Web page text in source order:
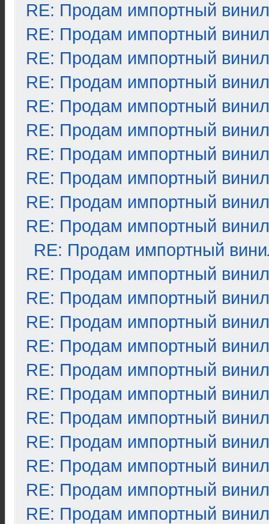
RE: Продам импортный винил
RE: Продам импортный винил
RE: Продам импортный винил
RE: Продам импортный винил
RE: Продам импортный винил
RE: Продам импортный винил
RE: Продам импортный винил
RE: Продам импортный винил
RE: Продам импортный винил
RE: Продам импортный винил
RE: Продам импортный
RE: Продам импортный винил
RE: Продам импортный винил
RE: Продам импортный винил
RE: Продам импортный винил
RE: Продам импортный винил
RE: Продам импортный винил
RE: Продам импортный винил
RE: Продам импортный винил
RE: Продам импортный винил
RE: Продам импортный винил
RE: Продам импортный винил